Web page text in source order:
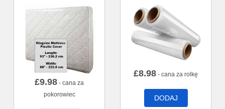
£9.98 - cana za
pokorowiec
£8.98 - cana za rolkę
DODAJ